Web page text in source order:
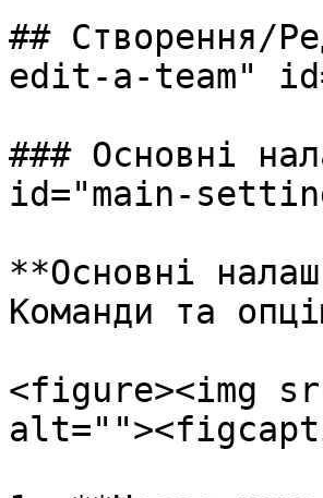
## Створення/
edit-a-team"
### Основні
id="main-
**Основні
Команди та
<figure><img